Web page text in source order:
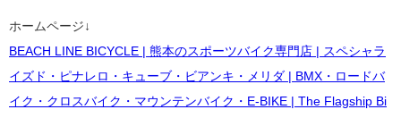
ホームページ↓
BEACH LINE BICYCLE | 熊本のスポーツバイク専門店 | スペシャラ
イズド・ピナレロ・キューブ・ビアンキ・メリダ | BMX・ロードバ
イク・クロスバイク・マウンテンバイク・E-BIKE | The Flagship Bi